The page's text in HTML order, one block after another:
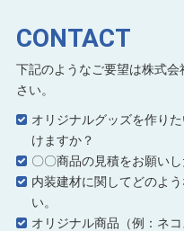
CONTACT
下記のようなご要望は株式
さい。
オリジナルグッズを作り
けますか？
〇〇商品の見積をお願い
内装建材に関してどのよ
い。
オリジナル商品（例：ネ